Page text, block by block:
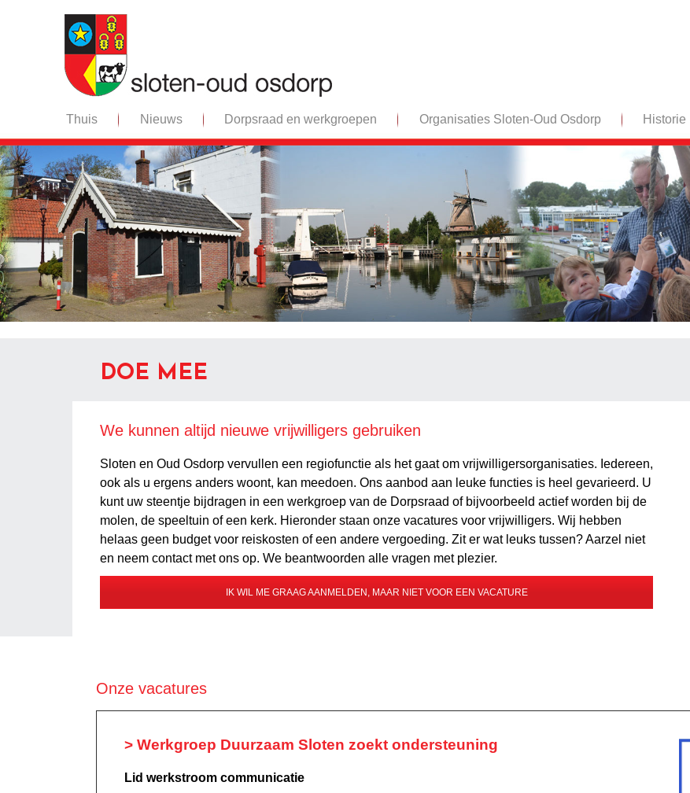
Thuis Nieuws Dorpsraad en werkgroepen Organisaties Sloten-Oud Osdorp Historie
DOE MEE
We kunnen altijd nieuwe vrijwilligers gebruiken
Sloten en Oud Osdorp vervullen een regiofunctie als het gaat om vrijwilligersorganisaties. Iedereen,
ook als u ergens anders woont, kan meedoen. Ons aanbod aan leuke functies is heel gevarieerd. U
kunt uw steentje bijdragen in een werkgroep van de Dorpsraad of bijvoorbeeld actief worden bij de
molen, de speeltuin of een kerk. Hieronder staan onze vacatures voor vrijwilligers. Wij hebben
helaas geen budget voor reiskosten of een andere vergoeding. Zit er wat leuks tussen? Aarzel niet
en neem contact met ons op. We beantwoorden alle vragen met plezier.
IK WIL ME GRAAG AANMELDEN, MAAR NIET VOOR EEN VACATURE
Onze vacatures
> Werkgroep Duurzaam Sloten zoekt ondersteuning
Lid werkstroom communicatie